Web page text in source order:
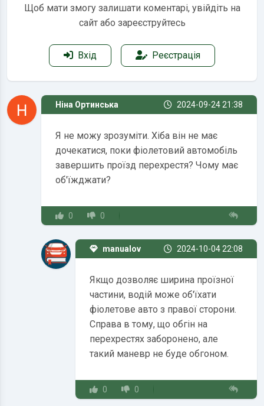
Щоб мати змогу залишати коментарі, увійдіть на
сайт або зареєструйтесь
Вхід Реєстрація
Ніна Ортинська 2024-09-24 21:38
Я не можу зрозуміти. Хіба він не має
дочекатися, поки фіолетовий автомобіль
завершить проїзд перехрестя? Чому має
об'їжджати?
0 0
manualov.net 2024-10-04 22:08
Якщо дозволяє ширина проїзної
частини, водій може об'їхати
фіолетове авто з правої сторони.
Справа в тому, що обгін на
перехрестях заборонено, але
такий маневр не буде обгоном.
0 0